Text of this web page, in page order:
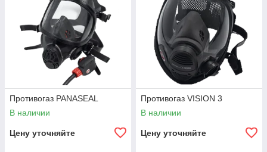
Противогаз PANASEAL
В наличии
Цену уточняйте
Противогаз VISION 3
В наличии
Цену уточняйте